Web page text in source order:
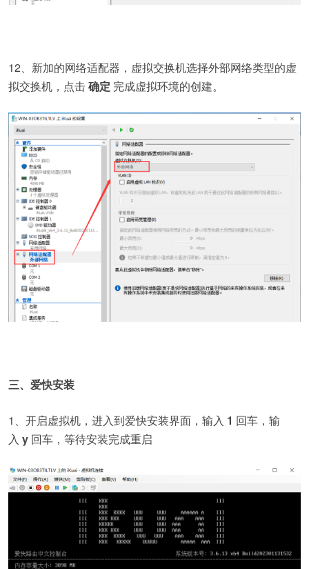
12、新加的网络适配器，虚拟交换机选择外部网络类型的虚
拟交换机，点击确定 完成虚拟环境的创建。
三、爱快安装
1、开启虚拟机，进入到爱快安装界面，输入 1 回车，输
入 y 回车，等待安装完成重启